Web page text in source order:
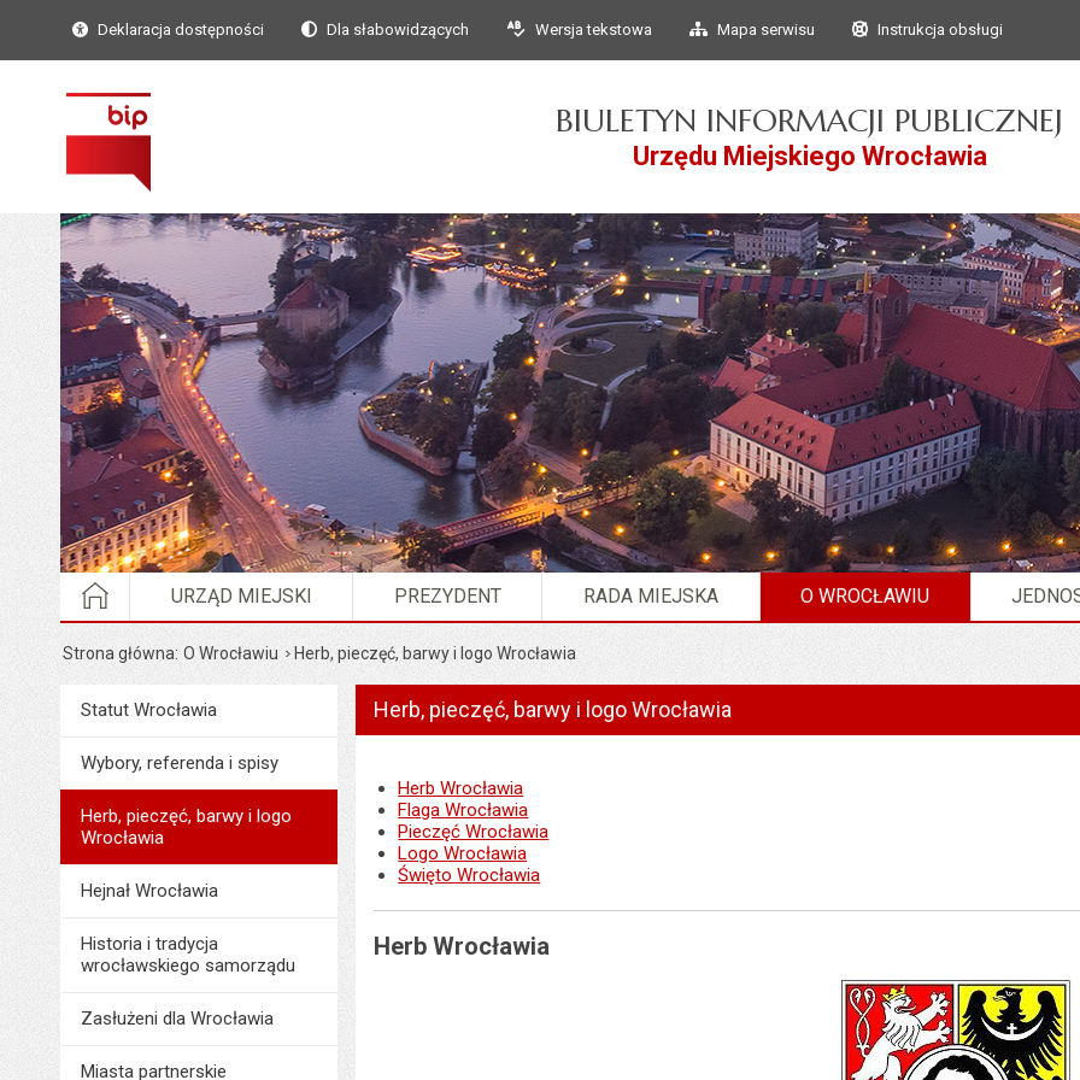
Przejdź do głównego
Przejdź do treści
Deklaracja dostępności Dla słabowidzących Wersja tekstowa Mapa serwisu Instrukcja obsługi
BIULETYN INFORMACJI PUBLICZNEJ
Urzędu Miejskiego Wrocławia
STRONA GŁÓWNA
URZĄD MIEJSKI PREZYDENT RADA MIEJSKA O WROCŁAWIU
Strona główna O Wrocławiu Herb, pieczęć, barwy i logo Wrocławia
MenuO Wrocławiu
Statut Wrocławia
Wybory, referenda i spisy
Herb, pieczęć, barwy i logo
Wrocławia
Hejnał Wrocławia
Historia i tradycja
wrocławskiego samorządu
Zasłużeni dla Wrocławia
Miasta partnerskie
Herb, pieczęć, barwy i logo Wrocławia
Herb Wrocławia
Flaga Wrocławia
Pieczęć Wrocławia
Logo Wrocławia
Święto Wrocławia
Herb Wrocławia